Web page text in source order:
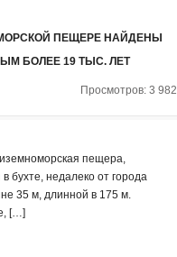
ПЕЩЕРЕ НАЙДЕНЫ
БОЛЕЕ 19 ТЫС. ЛЕТ
Просмотров: 3 982
пещера,
бухте, недалеко от города
35 м, длинной в 175 м.
[…]